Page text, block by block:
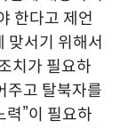
한다고 제언
맞서기 위해서
치가 필요하
주고 탈북자를
”이 필요하